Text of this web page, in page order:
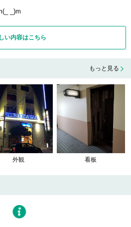
_)m
い内容はこちら
もっと見る
外観 看板